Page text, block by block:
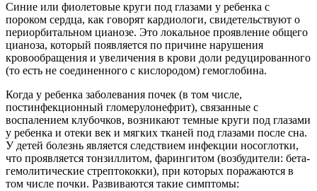
Синие или фиолетовые круги под глазами у ребенка с
пороком сердца, как говорят кардиологи, свидетельствуют о
периорбитальном цианозе. Это локальное проявление общего
цианоза, который появляется по причине нарушения
кровообращения и увеличения в крови доли редуцированного
(то есть не соединенного с кислородом) гемоглобина.
Когда у ребенка заболевания почек (в том числе,
постинфекционный гломерулонефрит), связанные с
воспалением клубочков, возникают темные круги под глазами
у ребенка и отеки век и мягких тканей под глазами после сна.
У детей болезнь является следствием инфекции носоглотки,
что проявляется тонзиллитом, фарингитом (возбудители: бета-
гемолитические стрептококки), при которых поражаются в
том числе почки. Развиваются такие симптомы: